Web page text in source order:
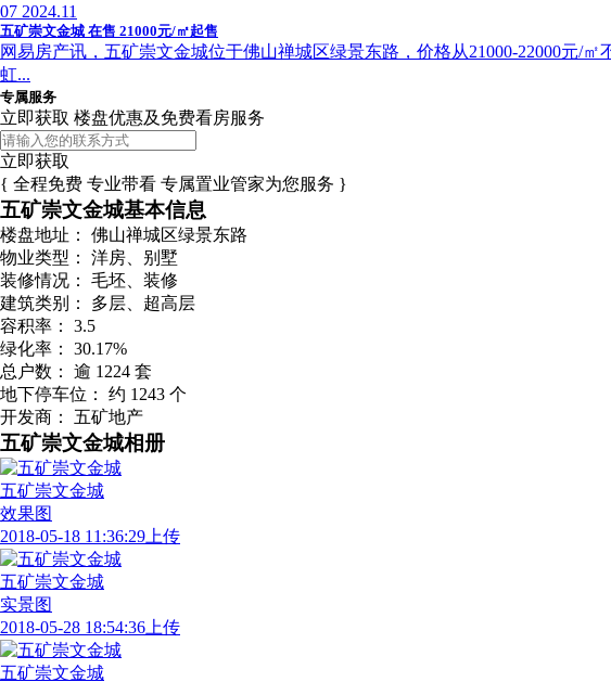
07 2024.11
五矿崇文金城 在售 21000元/㎡起售
网易房产讯，五矿崇文金城位于佛山禅城区绿景东路，价格从21000-22000元/
虹...
专属服务
立即获取 楼盘优惠及免费看房服务
立即获取
{ 全程免费 专业带看 专属置业管家为您服务 }
五矿崇文金城基本信息
楼盘地址：
佛山禅城区绿景东路
物业类型：
洋房、别墅
装修情况：
毛坯、装修
建筑类别：
多层、超高层
容积率：
3.5
绿化率：
30.17%
总户数：
逾 1224 套
地下停车位：
约 1243 个
开发商：
五矿地产
五矿崇文金城相册
五矿崇文金城
效果图
2018-05-18 11:36:29上传
五矿崇文金城
实景图
2018-05-28 18:54:36上传
五矿崇文金城